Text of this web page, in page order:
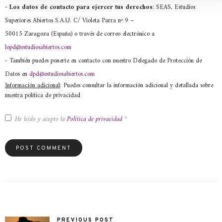
- Los datos de contacto para ejercer tus derechos: SEAS, Estudios
Superiores Abiertos S.A.U. C/ Violeta Parra nº 9 –
50015 Zaragoza (España) o través de correo electrónico a
lopd@estudiosabiertos.com
- También puedes ponerte en contacto con nuestro Delegado de Protección de
Datos en dpd@estudiosabiertos.com
Información adicional: Puedes consultar la información adicional y detallada sobre
nuestra política de privacidad
He leído y acepto la Política de privacidad *
PREVIOUS POST